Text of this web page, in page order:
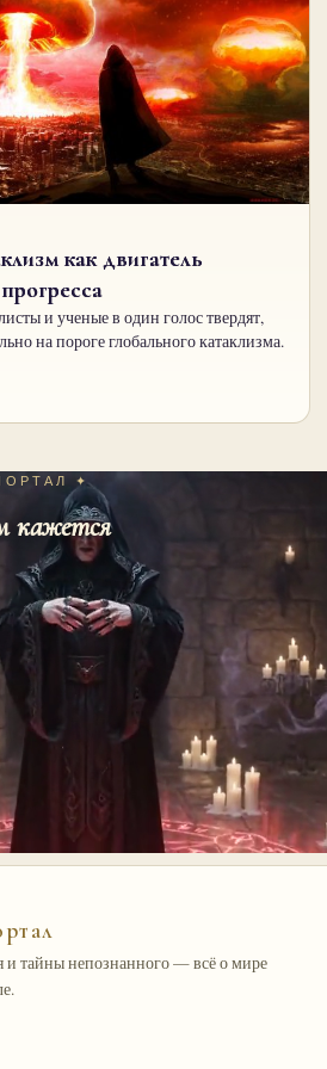
как двигатель
и ученые в один голос твердят,
на пороге глобального катаклизма.
✦
кажется
и тайны непознанного — всё о мире